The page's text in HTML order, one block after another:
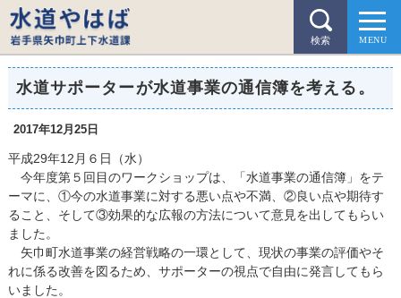
検索
水道サポーターが水道事業の通信簿を考える。
2017年12月25日
平成29年12月６日（水）
今年度第５回目のワークショップは、「水道事業の通信簿」をテ
ーマに、①今の水道事業に対する悪い点や不満、②良い点や期待す
ること、そして③効果的な広報の方法について意見を出してもらい
ました。
矢巾町水道事業の経営戦略の一環として、現状の事業の評価やそ
れに係る改善を図るため、サポーターの視点で自由に発言してもら
いました。